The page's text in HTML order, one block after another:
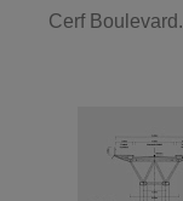
Cerf Boulevard.